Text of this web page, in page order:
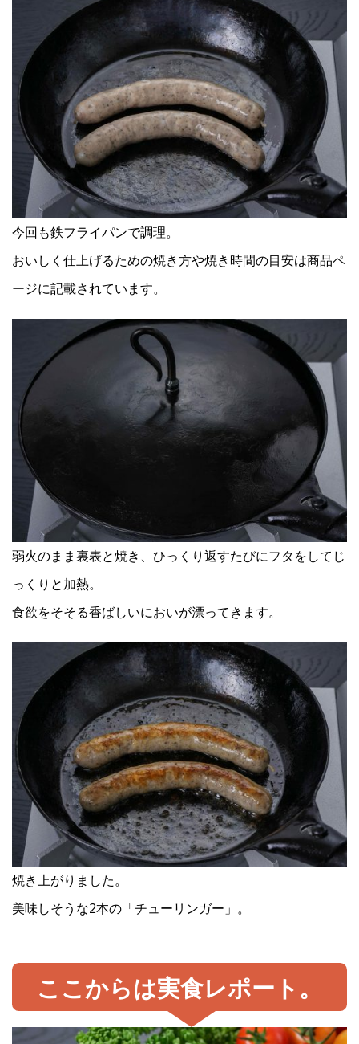
今回も鉄フライパンで調理。
おいしく仕上げるための焼き方や焼き時間の目安は商品ペ
ージに記載されています。
弱火のまま裏表と焼き、ひっくり返すたびにフタをしてじ
っくりと加熱。
食欲をそそる香ばしいにおいが漂ってきます。
焼き上がりました。
美味しそうな2本の「チューリンガー」。
ここからは実食レポート。